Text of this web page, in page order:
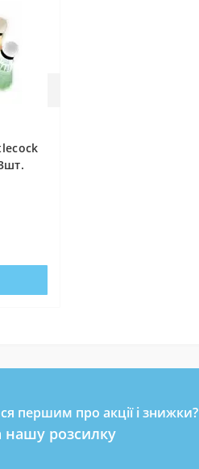
першим про акції і знижки?
нашу розсилку